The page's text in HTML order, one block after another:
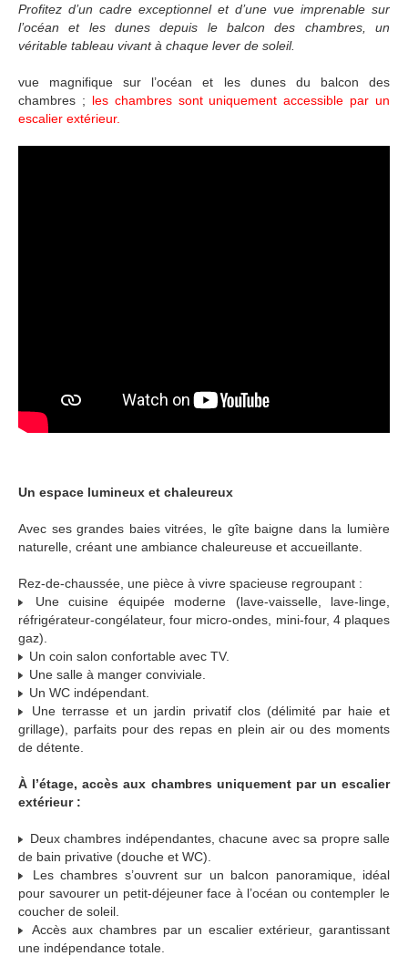
Profitez d’un cadre exceptionnel et d’une vue imprenable sur
l’océan et les dunes depuis le balcon des chambres, un
véritable tableau vivant à chaque lever de soleil.
vue magnifique sur l’océan et les dunes du balcon des
chambres ; les chambres sont uniquement accessible par un
escalier extérieur.
Un espace lumineux et chaleureux
Avec ses grandes baies vitrées, le gîte baigne dans la lumière
naturelle, créant une ambiance chaleureuse et accueillante.
Rez-de-chaussée, une pièce à vivre spacieuse regroupant :
Une cuisine équipée moderne (lave-vaisselle, lave-linge,
réfrigérateur-congélateur, four micro-ondes, mini-four, 4 plaques
gaz).
Un coin salon confortable avec TV.
Une salle à manger conviviale.
Un WC indépendant.
Une terrasse et un jardin privatif clos (délimité par haie et
grillage), parfaits pour des repas en plein air ou des moments
de détente.
À l’étage, accès aux chambres uniquement par un escalier
extérieur :
Deux chambres indépendantes, chacune avec sa propre salle
de bain privative (douche et WC).
Les chambres s’ouvrent sur un balcon panoramique, idéal
pour savourer un petit-déjeuner face à l’océan ou contempler le
coucher de soleil.
Accès aux chambres par un escalier extérieur, garantissant
une indépendance totale.